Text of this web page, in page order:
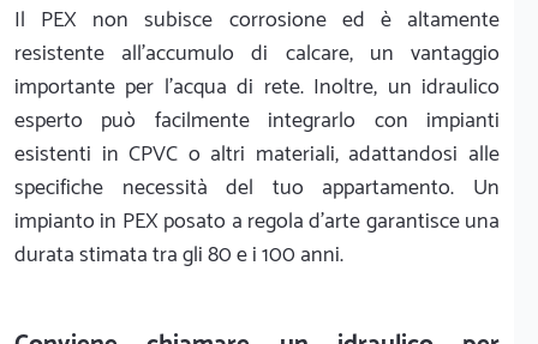
Il PEX non subisce corrosione ed è altamente
resistente all'accumulo di calcare, un vantaggio
importante per l'acqua di rete. Inoltre, un idraulico
esperto può facilmente integrarlo con impianti
esistenti in CPVC o altri materiali, adattandosi alle
specifiche necessità del tuo appartamento. Un
impianto in PEX posato a regola d'arte garantisce una
durata stimata tra gli 80 e i 100 anni.